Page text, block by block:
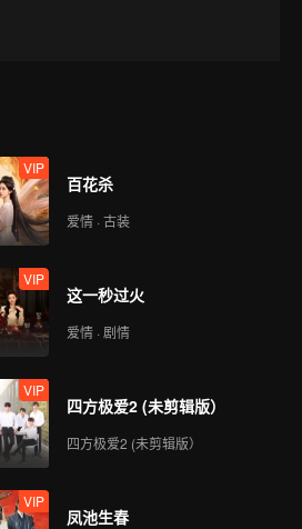
VIP
百花杀
爱情 · 古装
VIP
这一秒过火
爱情 · 剧情
VIP
四方极爱2 (未剪辑版）
四方极爱2 (未剪辑版）
VIP
凤池生春